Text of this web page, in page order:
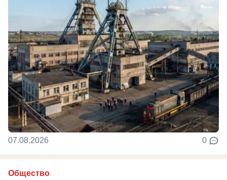
07.08.2026 0
Общество